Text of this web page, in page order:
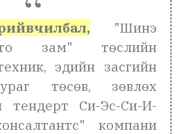
"Шинэ
зам" төслийн
эдийн засгийн
төсөв, зөвлөх
тендерт Си-Эс-Си-И-
компани